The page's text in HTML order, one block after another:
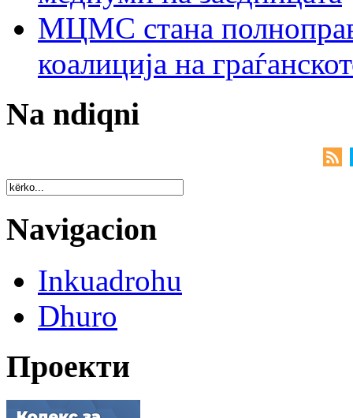
МЦМС стана
коалиција на
Na ndiqni
Navigacion
Inkuadrohu
Dhuro
Проекти